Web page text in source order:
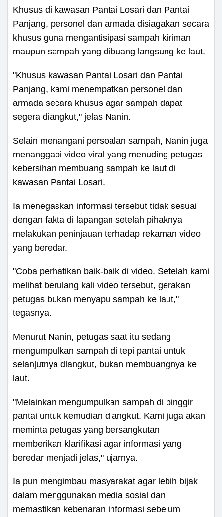
Khusus di kawasan Pantai Losari dan Pantai
Panjang, personel dan armada disiagakan secara
khusus guna mengantisipasi sampah kiriman
maupun sampah yang dibuang langsung ke laut.
"Khusus kawasan Pantai Losari dan Pantai
Panjang, kami menempatkan personel dan
armada secara khusus agar sampah dapat
segera diangkut," jelas Nanin.
Selain menangani persoalan sampah, Nanin juga
menanggapi video viral yang menuding petugas
kebersihan membuang sampah ke laut di
kawasan Pantai Losari.
Ia menegaskan informasi tersebut tidak sesuai
dengan fakta di lapangan setelah pihaknya
melakukan peninjauan terhadap rekaman video
yang beredar.
"Coba perhatikan baik-baik di video. Setelah kami
melihat berulang kali video tersebut, gerakan
petugas bukan menyapu sampah ke laut,"
tegasnya.
Menurut Nanin, petugas saat itu sedang
mengumpulkan sampah di tepi pantai untuk
selanjutnya diangkut, bukan membuangnya ke
laut.
"Melainkan mengumpulkan sampah di pinggir
pantai untuk kemudian diangkut. Kami juga akan
meminta petugas yang bersangkutan
memberikan klarifikasi agar informasi yang
beredar menjadi jelas," ujarnya.
Ia pun mengimbau masyarakat agar lebih bijak
dalam menggunakan media sosial dan
memastikan kebenaran informasi sebelum